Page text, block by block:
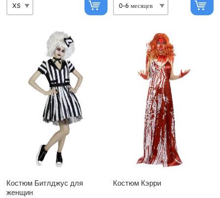
Костюм Битлджус для
женщин
Костюм Кэрри